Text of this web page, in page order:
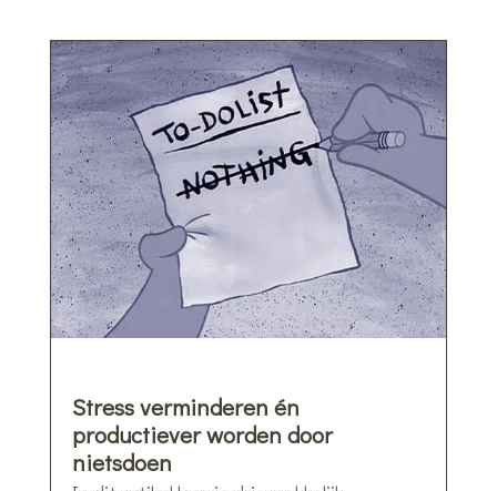
Stress verminderen én
productiever worden door
nietsdoen